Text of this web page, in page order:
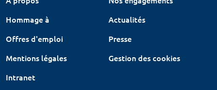
Hommage à
Actualités
Offres d'emploi
Presse
Mentions légales
Gestion des cookies
Intranet